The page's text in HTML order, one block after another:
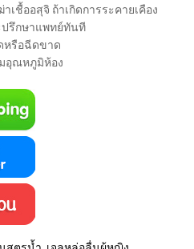
ชื้ออสุจิ ถ้าเกิดการระคายเคือง
ปรึกษาแพทย์ทันที
รือฉีดขาด
อุณหภูมิห้อง